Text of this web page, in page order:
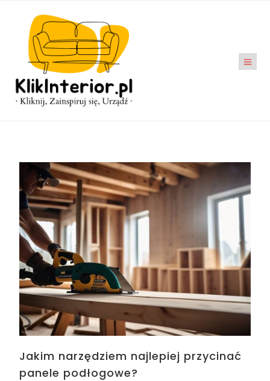
Jakim narzędziem najlepiej przycinać
panele podłogowe?